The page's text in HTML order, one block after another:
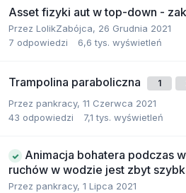
Asset fizyki aut w top-down -
Przez LolikZabójca, 26 Grudnia 2021
7 odpowiedzi 6,6 tys. wyświetleń
Trampolina paraboliczna 1
Przez pankracy, 11 Czerwca 2021
43 odpowiedzi 7,1 tys. wyświetleń
Animacja bohatera podczas
ruchów w wodzie jest zbyt
Przez pankracy, 1 Lipca 2021